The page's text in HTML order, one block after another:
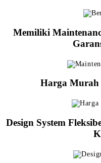
Memiliki
Harga Murah
Design System